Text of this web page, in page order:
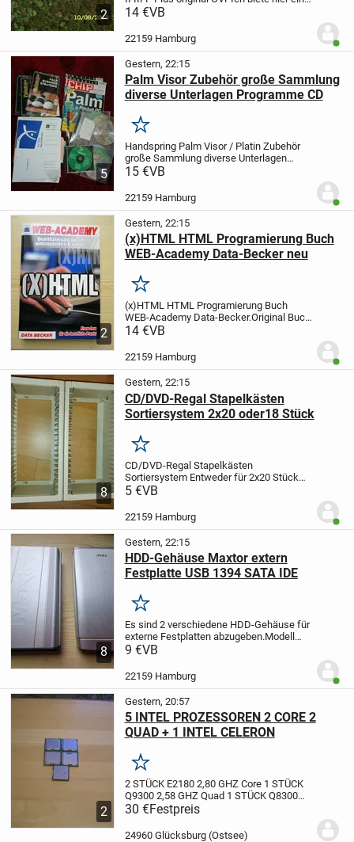
2
Tonerpatrone für HP Laserdrucker
IIP Plus, IIIP usw.
14 €VB
22159 Hamburg
5
Gestern, 22:15
Palm Visor Zubehör große Sammlung
diverse Unterlagen Programme CD
Merken
Handspring Palm Visor / Platin Zubehör
große Sammlung diverse Unterlagen
Programme
Sachen gefunden:
einige...
15 €VB
22159 Hamburg
2
Gestern, 22:15
(x)HTML HTML Programierung Buch
WEB-Academy Data-Becker neu
Merken
(x)HTML HTML Programierung Buch
WEB-Academy Data-Becker.Original Buch
neu und unbenutzt
Päckchen/Paket (versichert) ist auch
Kosten hierfür...
14 €VB
22159 Hamburg
8
Gestern, 22:15
CD/DVD-Regal Stapelkästen
Sortiersystem 2x20 oder18 Stück
Merken
CD/DVD-Regal Stapelkästen
Sortiersystem Entweder für 2x20 Stück
oder alternativ 2x18 Stück
stapel- und kombinierbar, Horizontal und
vertikal.Mit...
5 €VB
22159 Hamburg
8
Gestern, 22:15
HDD-Gehäuse Maxtor extern
Festplatte USB 1394 SATA IDE
Merken
Es sind 2 verschiedene HDD-Gehäuse für
externe Festplatten abzugeben.Modell
One Touch II Maxtor PTE mit USB und 2x
Geräte sind in einem sehr guten Zustand
9 €VB
22159 Hamburg
2
Gestern, 20:57
5 INTEL PROZESSOREN 2 CORE 2
QUAD + 1 INTEL CELERON
Merken
2 STÜCK E2180 2,80 GHZ Core1 STÜCK
Q9300 2,58 GHZ Quad 1 STÜCK Q8300
2,33 GHZ Quad1 STÜCK INTEL CELERON
D 2,88 GHZ
von Allen 30,- €. DER VERSAND WÄRE
30 €Festpreis
24960 Glücksburg (Ostsee)